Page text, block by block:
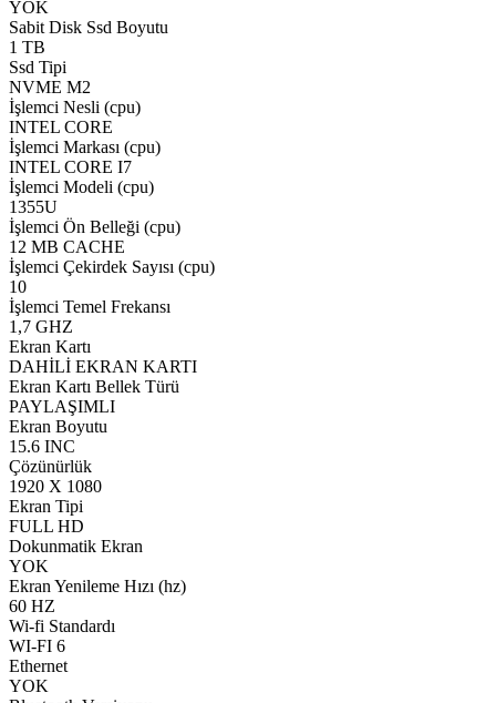
YOK
Sabit Disk Ssd Boyutu
1 TB
Ssd Tipi
NVME M2
İşlemci Nesli (cpu)
INTEL CORE
İşlemci Markası (cpu)
INTEL CORE I7
İşlemci Modeli (cpu)
1355U
İşlemci Ön Belleği (cpu)
12 MB CACHE
İşlemci Çekirdek Sayısı (cpu)
10
İşlemci Temel Frekansı
1,7 GHZ
Ekran Kartı
DAHİLİ EKRAN KARTI
Ekran Kartı Bellek Türü
PAYLAŞIMLI
Ekran Boyutu
15.6 INC
Çözünürlük
1920 X 1080
Ekran Tipi
FULL HD
Dokunmatik Ekran
YOK
Ekran Yenileme Hızı (hz)
60 HZ
Wi-fi Standardı
WI-FI 6
Ethernet
YOK